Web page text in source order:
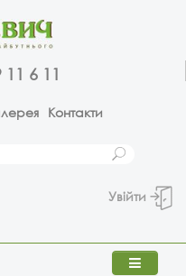
6 11
Контакти
Увійти